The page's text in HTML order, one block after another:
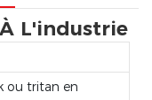
L'industrie
ou tritan en